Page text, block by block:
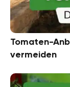
Tomaten-
vermeiden